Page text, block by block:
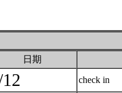
日期
check in